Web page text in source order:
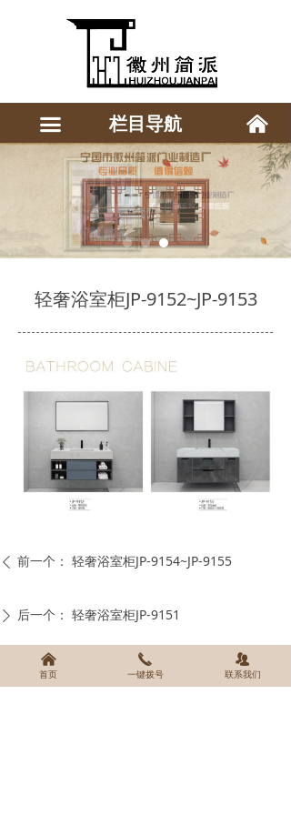
끀 栏目导航 낀
轻奢浴室柜JP-9152~JP-9153
ꄴ 前一个： 轻奢浴室柜JP-9154~JP-9155
ꄲ 后一个： 轻奢浴室柜JP-9151
낀
首页
끅
一键拨号
뀡
联系我们